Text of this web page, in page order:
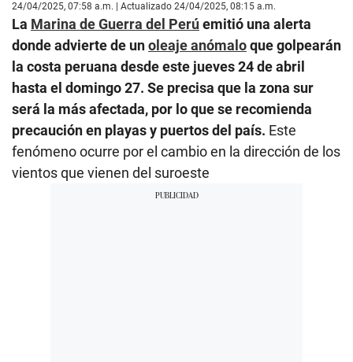
24/04/2025, 07:58 a.m. | Actualizado 24/04/2025, 08:15 a.m.
La Marina de Guerra del Perúemitió una alerta
donde advierte de unoleaje anómaloque golpearán
la costa peruana desde este jueves 24 de abril
hasta el domingo 27. Se precisa que la zona sur
será la más afectada, por lo que se recomienda
precaución en playas y puertos del país. Este
fenómeno ocurre por el cambio en la dirección de los
vientos que vienen del suroeste